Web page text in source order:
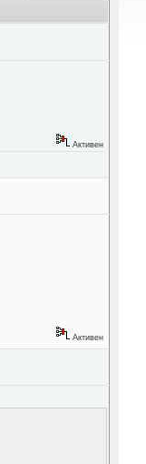
Активен
Активен